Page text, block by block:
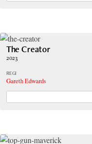
The Creator
2023
REGI
Gareth Edwards